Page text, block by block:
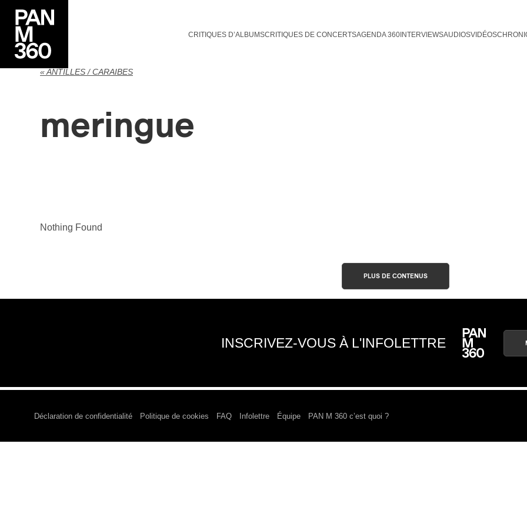
CRITIQUES D’ALBUMSCRITIQUES DE CONCERTSAGENDA 360INTERVIEWSAUDIOSVIDÉOS
« ANTILLES / CARAÏBES
meringue
Nothing Found
PLUS DE CONTENUS
INSCRIVEZ-VOUS À L'INFOLETTRE
Déclaration de confidentialité Politique de cookies FAQ Infolettre Équipe PAN M 360 c’est quoi ?